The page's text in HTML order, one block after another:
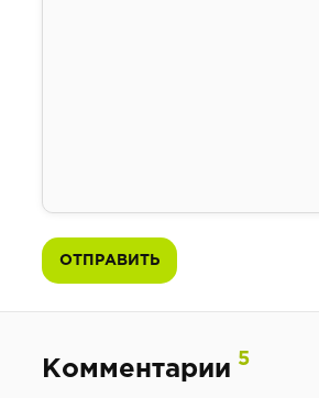
ОТПРАВИТЬ
Комментарии 5